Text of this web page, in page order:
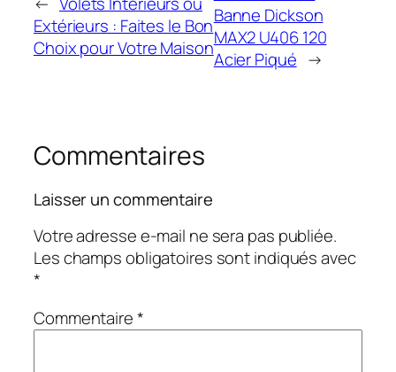
Extérieurs : Faites le Bon
Choix pour Votre Maison
Banne Dickson
MAX2 U406 120
Acier Piqué →
Commentaires
Laisser un commentaire
Votre adresse e-mail ne sera pas publiée.
Les champs obligatoires sont indiqués avec
*
Commentaire*